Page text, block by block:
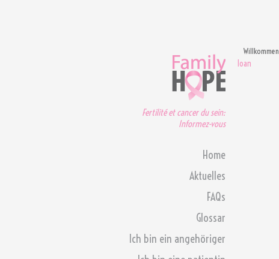
Fertilité et cancer du sein:
Informez-vous
Home
Aktuelles
FAQs
Glossar
Ich bin ein angehöriger
Willkommen
loan